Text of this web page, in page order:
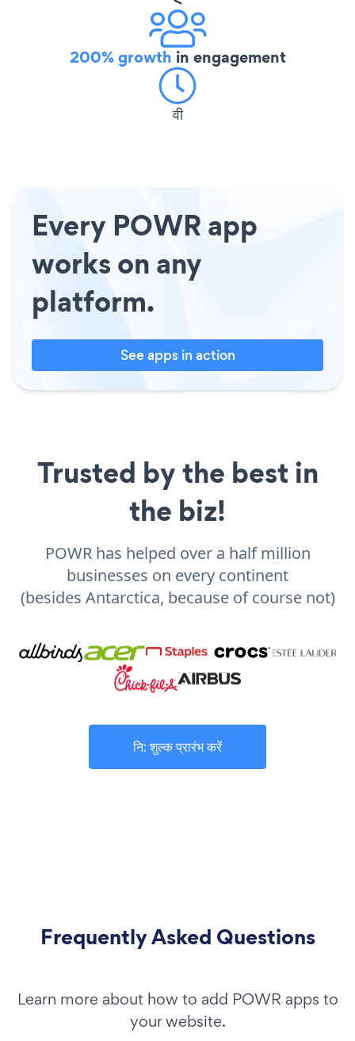
200% growth in engagement
वी
Every POWR app
works on any
platform.
See apps in action
Trusted by the best in
the biz!
POWR has helped over a half million
businesses on every continent
(besides Antarctica, because of course not)
नि: शुल्क प्रारंभ करें
Frequently Asked Questions
Learn more about how to add POWR apps to
your website.